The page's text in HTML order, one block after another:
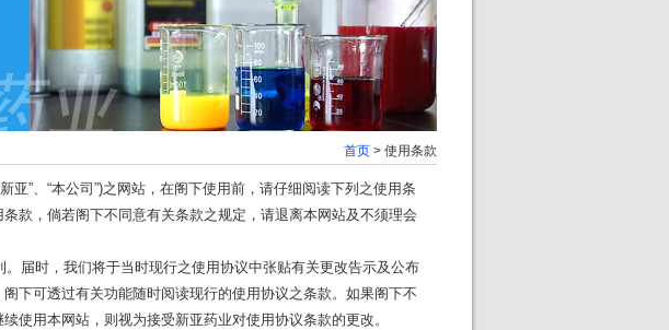
首页 > 使用条款
”、“本公司”)之网站，在阁下使用前，请仔细阅读下列之使用条
款，倘若阁下不同意有关条款之规定，请退离本网站及不须理会
届时，我们将于当时现行之使用协议中张贴有关更改告示及公布
下可透过有关功能随时阅读现行的使用协议之条款。如果阁下不
使用本网站，则视为接受新亚药业对使用协议条款的更改。